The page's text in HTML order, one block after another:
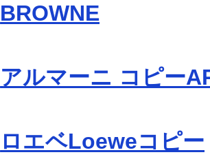
BROWNE
アルマーニ コピー
ロエベLoeweコピー